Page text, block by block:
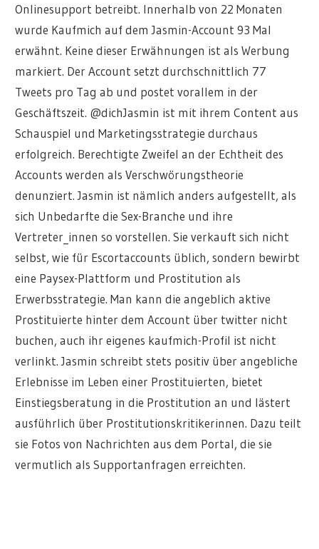
Onlinesupport betreibt. Innerhalb von 22 Monaten
wurde Kaufmich auf dem Jasmin-Account 93 Mal
erwähnt. Keine dieser Erwähnungen ist als Werbung
markiert. Der Account setzt durchschnittlich 77
Tweets pro Tag ab und postet vorallem in der
Geschäftszeit. @dichJasmin ist mit ihrem Content aus
Schauspiel und Marketingsstrategie durchaus
erfolgreich. Berechtigte Zweifel an der Echtheit des
Accounts werden als Verschwörungstheorie
denunziert. Jasmin ist nämlich anders aufgestellt, als
sich Unbedarfte die Sex-Branche und ihre
Vertreter_innen so vorstellen. Sie verkauft sich nicht
selbst, wie für Escortaccounts üblich, sondern bewirbt
eine Paysex-Plattform und Prostitution als
Erwerbsstrategie. Man kann die angeblich aktive
Prostituierte hinter dem Account über twitter nicht
buchen, auch ihr eigenes kaufmich-Profil ist nicht
verlinkt. Jasmin schreibt stets positiv über angebliche
Erlebnisse im Leben einer Prostituierten, bietet
Einstiegsberatung in die Prostitution an und lästert
ausführlich über Prostitutionskritikerinnen. Dazu teilt
sie Fotos von Nachrichten aus dem Portal, die sie
vermutlich als Supportanfragen erreichten.